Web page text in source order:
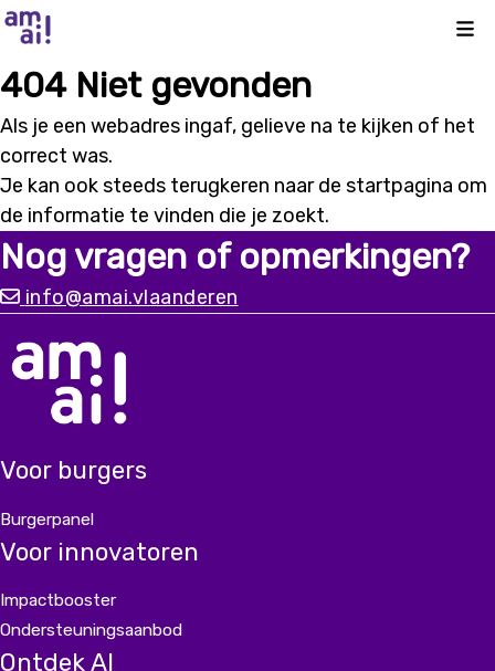
404 Niet gevonden
Als je een webadres ingaf, gelieve na te kijken of het
correct was.
Je kan ook steeds terugkeren naar de startpagina om
de informatie te vinden die je zoekt.
Nog vragen of opmerkingen?
info@amai.vlaanderen
Voor burgers
Burgerpanel
Voor innovatoren
Impactbooster
Ondersteuningsaanbod
Ontdek AI